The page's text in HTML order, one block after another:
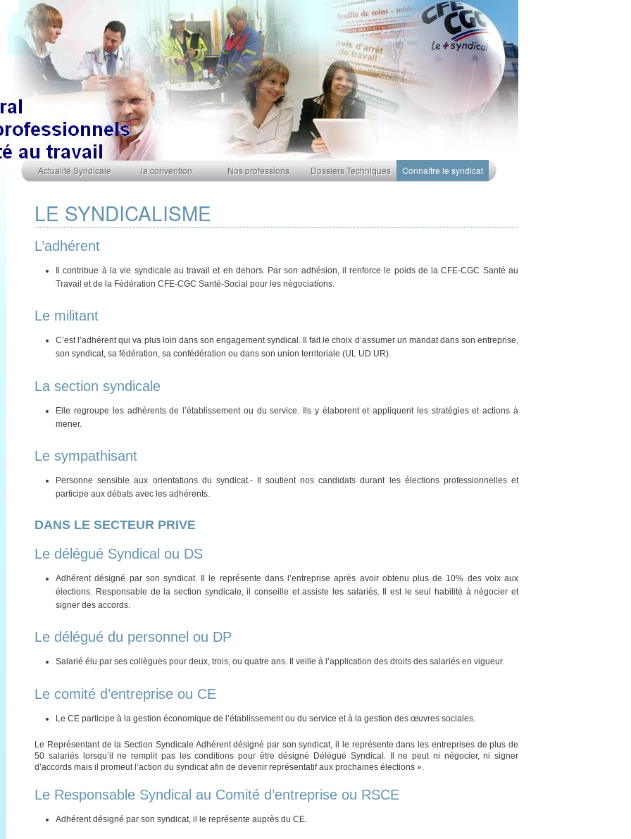
Menu principal
Aller au contenu principal
Aller au contenu secondaire
Actualité Syndicale la convention Nos professions Dossiers Techniques Connaître le syndicat
LE SYNDICALISME
L’adhérent
Il contribue à la vie syndicale au travail et en dehors. Par son adhésion, il renforce le poids de la CFE-CGC Santé au
Travail et de la Fédération CFE-CGC Santé-Social pour les négociations.
Le militant
C’est l’adhérent qui va plus loin dans son engagement syndical. Il fait le choix d’assumer un mandat dans son entreprise,
son syndicat, sa fédération, sa confédération ou dans son union territoriale (UL UD UR).
La section syndicale
Elle regroupe les adhérents de l’établissement ou du service. Ils y élaborent et appliquent les stratégies et actions à
mener.
Le sympathisant
Personne sensible aux orientations du syndicat.- Il soutient nos candidats durant les élections professionnelles et
participe aux débats avec les adhérents.
DANS LE SECTEUR PRIVE
Le délégué Syndical ou DS
Adhérent désigné par son syndicat. Il le représente dans l’entreprise après avoir obtenu plus de 10% des voix aux
élections. Responsable de la section syndicale, il conseille et assiste les salariés. Il est le seul habilité à négocier et
signer des accords.
Le délégué du personnel ou DP
Salarié élu par ses collègues pour deux, trois, ou quatre ans. Il veille à l’application des droits des salariés en vigueur.
Le comité d’entreprise ou CE
Le CE participe à la gestion économique de l’établissement ou du service et à la gestion des œuvres sociales.
Le Représentant de la Section Syndicale Adhérent désigné par son syndicat, il le représente dans les entreprises de plus de
50 salariés lorsqu’il ne remplit pas les conditions pour être désigné Délégué Syndical. Il ne peut ni négocier, ni signer
d’accords mais il promeut l’action du syndicat afin de devenir représentatif aux prochaines élections ».
Le Responsable Syndical au Comité d’entreprise ou RSCE
Adhérent désigné par son syndicat, il le représente auprès du CE.